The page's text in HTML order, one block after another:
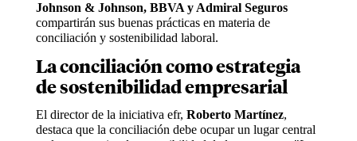
Johnson & Johnson, BBVA y Admiral Seguros
compartirán sus buenas prácticas en materia de
conciliación y sostenibilidad laboral.
La conciliación como estrategia
de sostenibilidad empresarial
El director de la iniciativa efr, Roberto Martínez,
destaca que la conciliación debe ocupar un lugar central